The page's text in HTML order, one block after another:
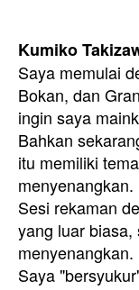
Kumiko
Saya memulai
Bokan, dan
ingin saya
Bahkan
itu memiliki
menyenangkan.
Sesi rekaman
yang luar biasa,
menyenangkan.
Saya